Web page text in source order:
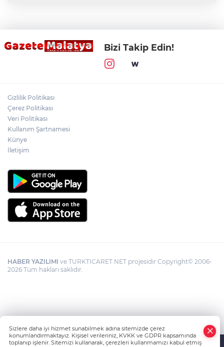
Bizi Takip Edin!
Gizlilik Politikası
Çerez Politikası
Veri Politikası
Kullanım Şartnamesi
Künye
İletişim
HABER YAZILIMI ve TURKTICARET.NET projesidir Copyright© 2006-
2026 Tüm hakları saklıdır.
Sizlere daha iyi hizmet sunabilmek adına sitemizde çerez
konumlandırmaktayız. Kişisel verileriniz, KVKK ve GDPR kapsamında
toplanıp işlenir. Sitemizi kullanarak, çerezleri kullanmamızı kabul etmiş